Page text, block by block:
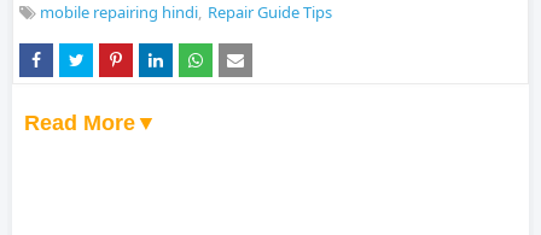
mobile repairing hindi Repair Guide Tips
Read More▼